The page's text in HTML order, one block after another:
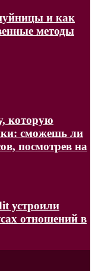
и как
методы
которую
сможешь ли
посмотрев на
устроили
отношений в